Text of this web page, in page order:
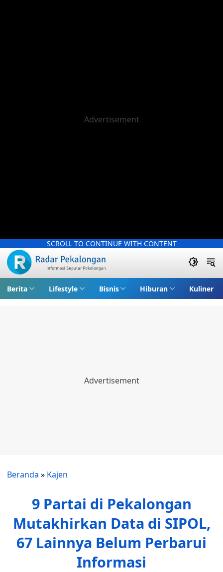
SCROLL TO CONTINUE WITH CONTENT
Berita Lifestyle Bisnis Hiburan Kuliner
Beranda » Kajen
9 Partai di Pekalongan
Mutakhirkan Data di SIPOL,
67 Lainnya Belum Perbarui
Informasi